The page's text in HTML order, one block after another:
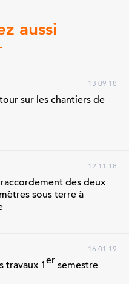
aussi
13 09 18
sur les chantiers de
12 11 18
raccordement des deux
sous terre à
16 01 19
travaux 1er semestre